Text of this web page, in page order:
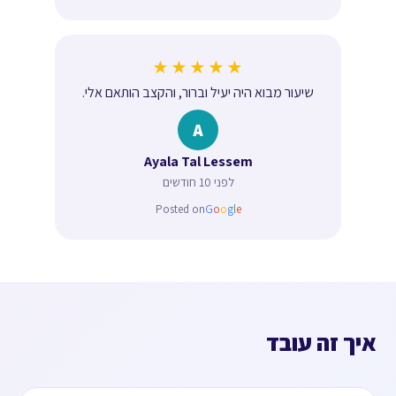
★★★★★
שיעור מבוא היה יעיל וברור, והקצב הותאם אלי.
A
Ayala Tal Lessem
לפני 10 חודשים
Google
Posted on
איך זה עובד